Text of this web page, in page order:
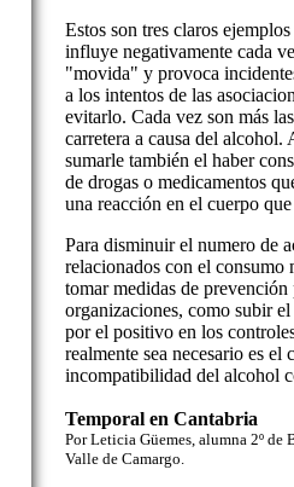
Estos son tres claros
influye negativamente cada
"movida" y provoca
a los intentos de las
evitarlo. Cada vez son más
carretera a causa del
sumarle también el haber
de drogas o medicamentos
una reacción en el cuerpo
Para disminuir el numero de
relacionados con el consumo
tomar medidas de prevención
organizaciones, como subir
por el positivo en los
realmente sea necesario es
incompatibilidad del alcohol
Temporal en Cantabria
Por Leticia Güemes, alumna 2º
Valle de Camargo.